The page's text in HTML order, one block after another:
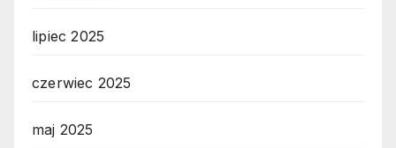
lipiec 2025
czerwiec 2025
maj 2025